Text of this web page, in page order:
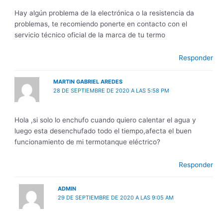
Hay algún problema de la electrónica o la resistencia da
problemas, te recomiendo ponerte en contacto con el
servicio técnico oficial de la marca de tu termo
Responder
MARTIN GABRIEL AREDES
28 DE SEPTIEMBRE DE 2020 A LAS 5:58 PM
Hola ,si solo lo enchufo cuando quiero calentar el agua y
luego esta desenchufado todo el tiempo,afecta el buen
funcionamiento de mi termotanque eléctrico?
Responder
ADMIN
29 DE SEPTIEMBRE DE 2020 A LAS 9:05 AM